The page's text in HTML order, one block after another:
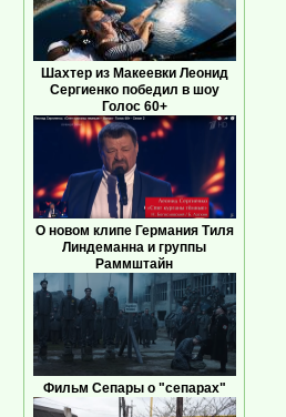
Шахтер из Макеевки Леонид
Сергиенко победил в шоу
Голос 60+
О новом клипе Германия Тиля
Линдеманна и группы
Раммштайн
Фильм Сепары о "сепарах"